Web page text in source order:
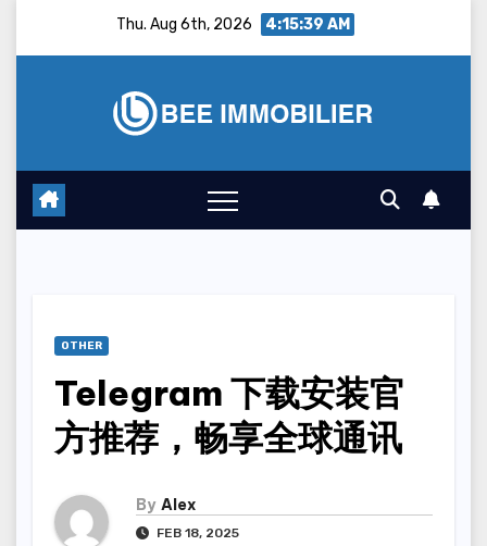
Thu. Aug 6th, 2026 4:15:40 AM
OTHER
Telegram 下载安装官
方推荐，畅享全球通讯
By Alex
FEB 18, 2025